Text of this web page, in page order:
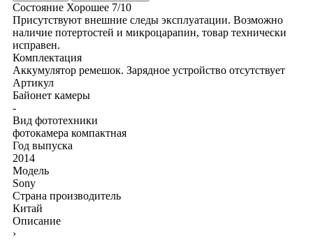
Состояние Хорошее 7/10
Присутствуют внешние следы эксплуатации. Возможно
наличие потертостей и микроцарапин, товар технически
исправен.
Комплектация
Аккумулятор ремешок. Зарядное устройство отсутствует
Артикул
Байонет камеры
-
Вид фототехники
фотокамера компактная
Год выпуска
2014
Модель
Sony
Страна производитель
Китай
Описание
›